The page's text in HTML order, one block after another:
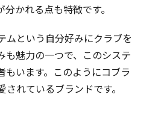
かれる点も特徴です。
ムという自分好みにクラブを
も魅力の一つで、このシステ
もいます。このようにコブラ
れているブランドです。